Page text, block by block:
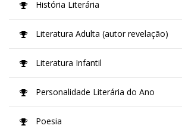
História Literária
Literatura Adulta (autor revelação)
Literatura Infantil
Personalidade Literária do Ano
Poesia